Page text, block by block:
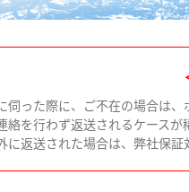
った際に、ご不在の場合は、
を行わず返送されるケースが
に返送された場合は、弊社保証